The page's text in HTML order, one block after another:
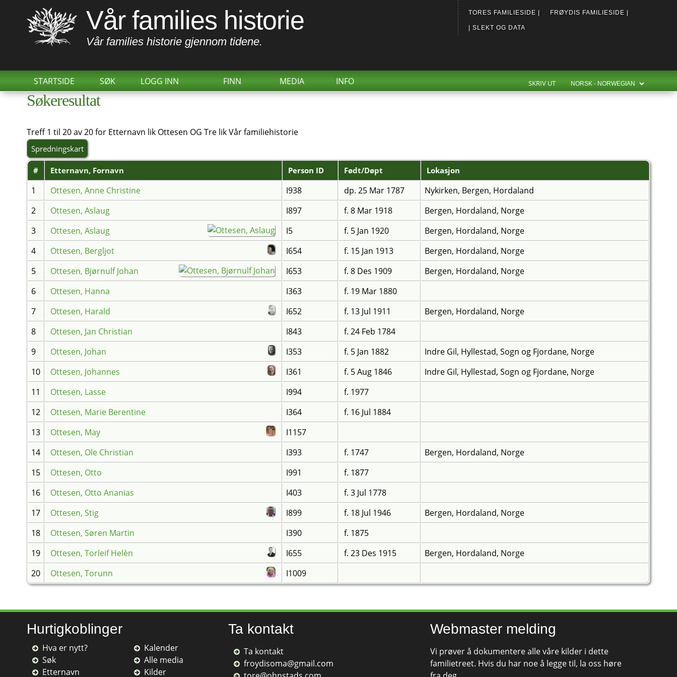
Vår families historie
Vår families historie gjennom tidene.
TORES FAMILIESIDE | FRØYDIS FAMILIESIDE |
| SLEKT OG DATA
STARTSIDE SØK LOGG INN FINN MEDIA INFO SKRIV UT
Søkeresultat
Treff 1 til 20 av 20 for Etternavn lik Ottesen OG Tre lik Vår familiehistorie
Spredningskart
# Etternavn, Fornavn Person ID Født/Døpt Lokasjon
1 Ottesen, Anne Christine I938 dp. 25 Mar 1787
Nykirken, Bergen, Hordaland
2
Ottesen, Aslaug I897 f. 8 Mar 1918
Bergen, Hordaland, Norge
3
Ottesen, Aslaug I5 f. 5 Jan 1920
Bergen, Hordaland, Norge
4
Ottesen, Bergljot I654 f. 15 Jan 1913
Bergen, Hordaland, Norge
5
Ottesen, Bjørnulf Johan I653 f. 8 Des 1909
Bergen, Hordaland, Norge
6
Ottesen, Hanna I363
f. 19 Mar 1880
7
Ottesen, Harald I652 f. 13 Jul 1911
Bergen, Hordaland, Norge
8
Ottesen, Jan Christian I843
f. 24 Feb 1784
9
Ottesen, Johan I353 f. 5 Jan 1882
Indre Gil, Hyllestad, Sogn og Fjordane, Norge
10
Ottesen, Johannes I361 f. 5 Aug 1846
Indre Gil, Hyllestad, Sogn og Fjordane, Norge
11
Ottesen, Lasse I994
f. 1977
12
Ottesen, Marie Berentine I364
f. 16 Jul 1884
13
Ottesen, May
I1157
14
Ottesen, Ole Christian I393 f. 1747
Bergen, Hordaland, Norge
15
Ottesen, Otto I991
f. 1877
16
Ottesen, Otto Ananias I403
f. 3 Jul 1778
17
Ottesen, Stig I899 f. 18 Jul 1946
Bergen, Hordaland, Norge
18
Ottesen, Søren Martin I390
f. 1875
19
Ottesen, Torleif Helèn I655 f. 23 Des 1915
Bergen, Hordaland, Norge
20
Ottesen, Torunn I1009
Hurtigkoblinger
Hva er nytt?
Søk
Etternavn
Kalender
Alle media
Kilder
Ta kontakt
Ta kontakt
froydisoma@gmail.com
Webmaster melding
Vi prøver å dokumentere alle våre kilder i dette
familietreet. Hvis du har noe å legge til, la oss høre